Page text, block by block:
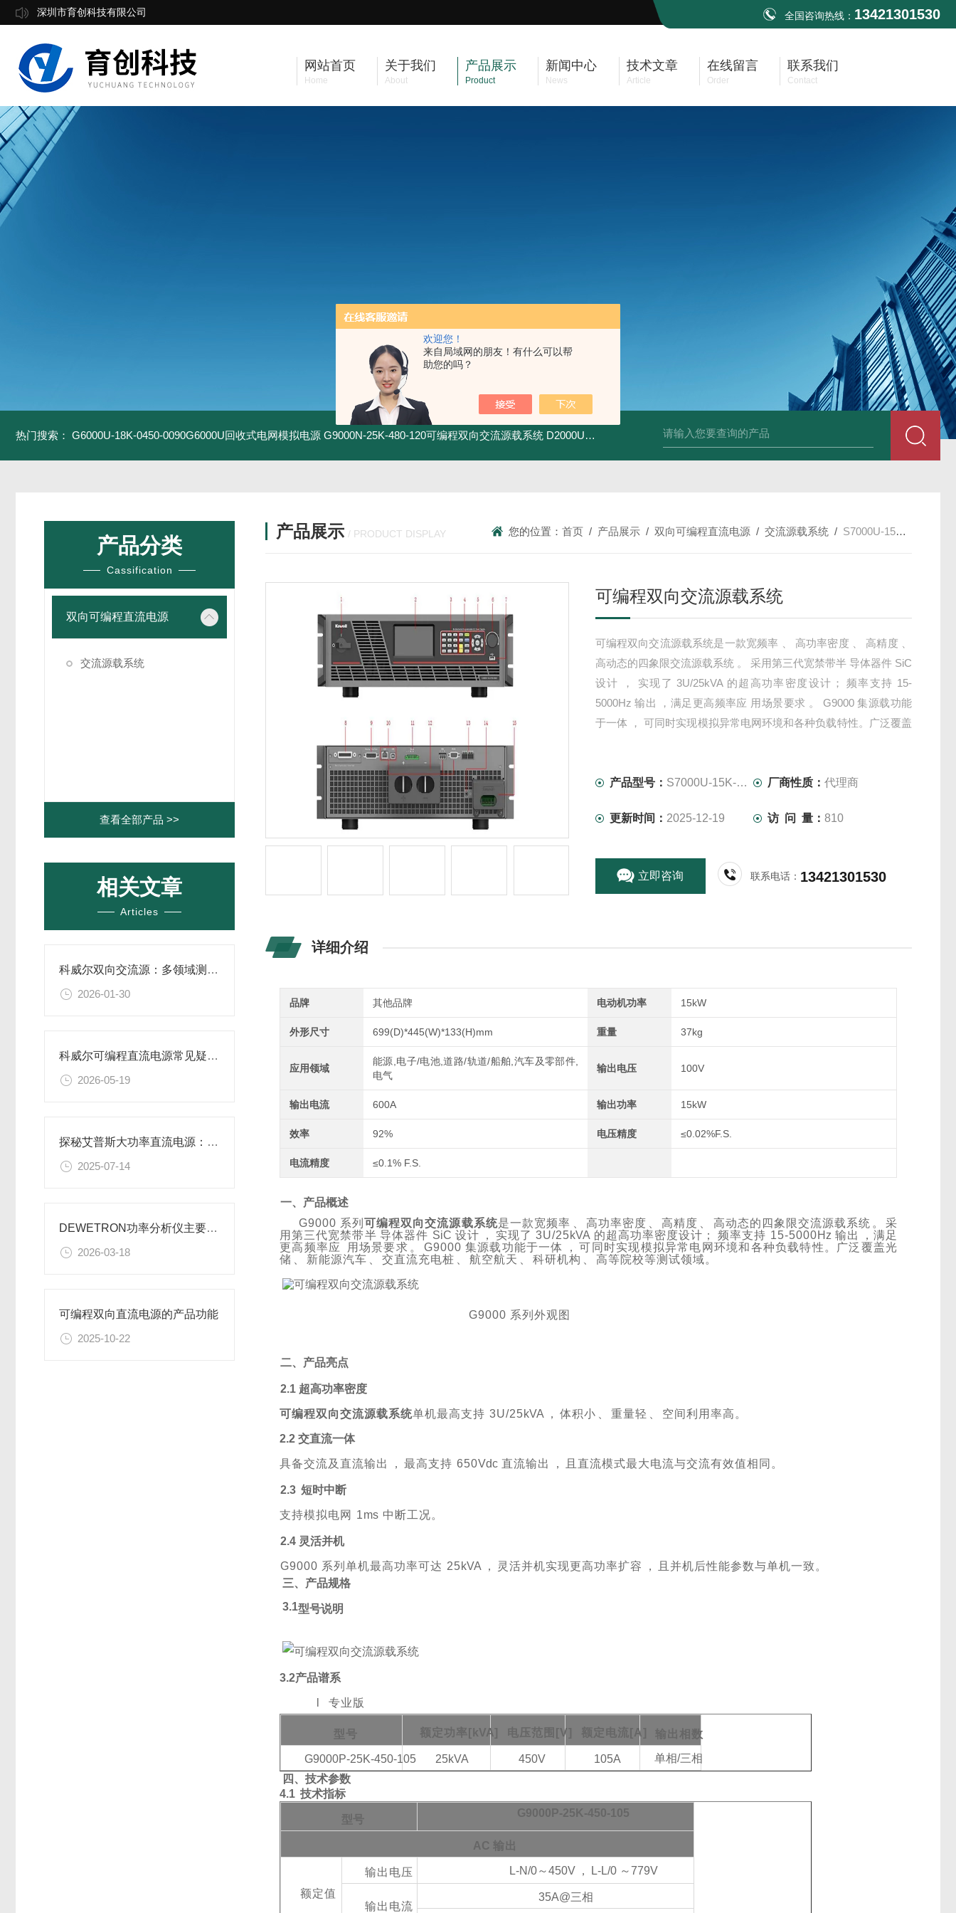
欢迎您！
来自局域网的朋友！有什么可以帮
助您的吗？
深圳市育创科技有限公司 全国咨询热线： 13421301530
网站首页
Home
关于我们
About
产品展示
Product
新闻中心
News
技术文章
Article
在线留言
Order
联系我们
Contact
热门搜索： G6000U-18K-0450-0090G6000U回收式电网模拟电源 G9000N-25K-480-120可编程双向交流源载系统 D2000U-500K-1200-1200-EVD2000-EV双向直流电源 D2000P-200K-1200-600-
产品分类
Cassification
双向可编程直流电源
交流源载系统
查看全部产品 >>
相关文章
Articles
科威尔双向交流源：多领域测试的国产化高效电源装备
2026-01-30
科威尔可编程直流电源常见疑问解析
2026-05-19
探秘艾普斯大功率直流电源：高效能源转换的奥秘
2025-07-14
DEWETRON功率分析仪主要作用解析
2026-03-18
可编程双向直流电源的产品功能
2025-10-22
产品展示 / PRODUCT DISPLAY 您的位置：首页 / 产品展示 / 双向可编程直流电源 /交流源载系统 / S7000U-15K-1500-0060可编程双向交流源载系统
可编程双向交流源载系统
可编程双向交流源载系统是一款宽频率 、 高功率密度 、 高精度 、
高动态的四象限交流源载系统 。 采用第三代宽禁带半 导体器件 SiC
设计 ， 实现了 3U/25kVA 的超高功率密度设计； 频率支持 15-
5000Hz 输出 ，满足更高频率应 用场景要求 。 G9000 集源载功能
于一体 ， 可同时实现模拟异常电网环境和各种负载特性。广泛覆盖
产品型号： S7000U-15K-1500-0060 厂商性质：代理商
更新时间： 2025-12-19 访 问 量：810
立即咨询 联系电话： 13421301530
详细介绍
品牌 其他品牌 电动机功率 15kW
外形尺寸 699(D)*445(W)*133(H)mm 重量 37kg
应用领域
能源,电子/电池,道路/轨道/船舶,汽车及零部件,
电气
输出电压 100V
输出电流 600A 输出功率 15kW
效率 92% 电压精度 ≤0.02%F.S.
电流精度 ≤0.1% F.S.
一、产品概述
G9000 系列可编程双向交流源载系统是一款宽频率 高功率密度 高精度 高动态的四象限交流源载系统 。
采
用第三代宽禁带半 导体器件 SiC 设计 ， 实现了 3U/25kVA 的超高功率密度设计； 频率支持 15-5000Hz 输出
，满足
更高频率应
用场景要求 。 G9000 集源载功能于一体 ， 可同时实现模拟异常电网环境和各种负载特性。
广泛覆盖光
储
新能源汽车 交直流充电桩 航空航天 科研机构 高等院校等测试领域。
G9000 系列外观图
二、产品亮点
2.1 超高功率密度
可编程双向交流源载系统单机最高支持 3U/25kVA ， 体积小 重量轻 空间利用率高。
2.2 交直流一体
具备交流及直流输出 ， 最高支持 650Vdc 直流输出 ， 且直流模式最大电流与交流有效值相同。
2.3 短时中断
支持模拟电网 1ms 中断工况。
2.4 灵活并机
G9000 系列单机最高功率可达 25kVA ， 灵活并机实现更高功率扩容 ，
且并机后性能参数与单机一致。
三、产品规格
3.1型号说明
3.2产品谱系
专业版
型号 额定功率 [ kVA] 电压范围 [V] 额定电流 [A] 输出相数
G9000P-25K-450-105 25kVA 450V 105A 单相/三相
四、技术参数
4.1 技术指标
型号
G9000P-25K-450-105
AC 输出
额定值
输出电压 L-N/0～450V ， L-L/0 ～779V
输出电流
35A@三相